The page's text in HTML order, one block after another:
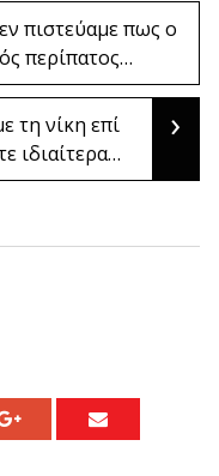
πιστεύαμε πως ο
περίπατος…
τη νίκη επί
ιδιαίτερα…
›